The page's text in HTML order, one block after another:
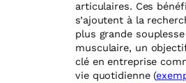
articulaires. Ces
s’ajoutent à la
plus grande souplesse
musculaire, un
clé en entreprise
vie quotidienne (